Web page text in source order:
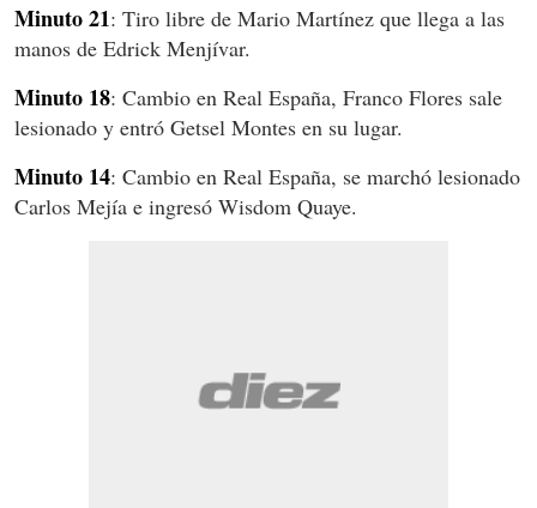
Minuto 21: Tiro libre de Mario Martínez que llega a las
manos de Edrick Menjívar.
Minuto 18: Cambio en Real España, Franco Flores sale
lesionado y entró Getsel Montes en su lugar.
Minuto 14: Cambio en Real España, se marchó lesionado
Carlos Mejía e ingresó Wisdom Quaye.